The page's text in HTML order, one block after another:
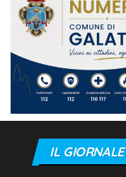
IL GIORNALE